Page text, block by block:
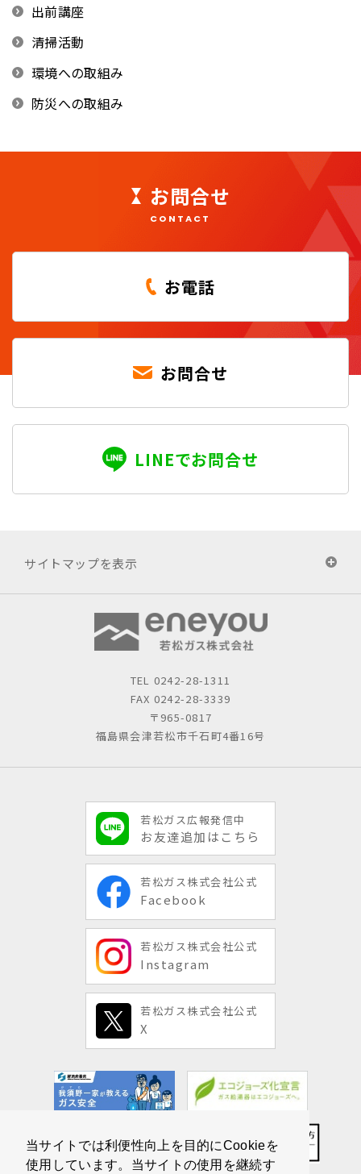
当サイトでは利便性向上を目的にCookieを
使用しています。当サイトの使用を継続す
出前講座
清掃活動
環境への取組み
防災への取組み
お問合せ
CONTACT
お電話
お問合せ
LINEでお問合せ
サイトマップを表示
TEL 0242-28-1311
FAX 0242-28-3339
〒965-0817
福島県会津若松市千石町4番16号
若松ガス広報発信中
お友達追加はこちら
若松ガス株式会社公式
Facebook
若松ガス株式会社公式
Instagram
若松ガス株式会社公式
X